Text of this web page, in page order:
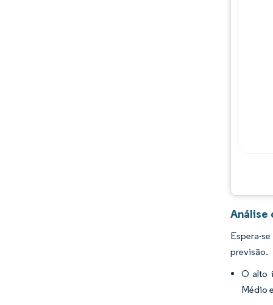
Análise
Espera-
previsão.
O alto
Médio